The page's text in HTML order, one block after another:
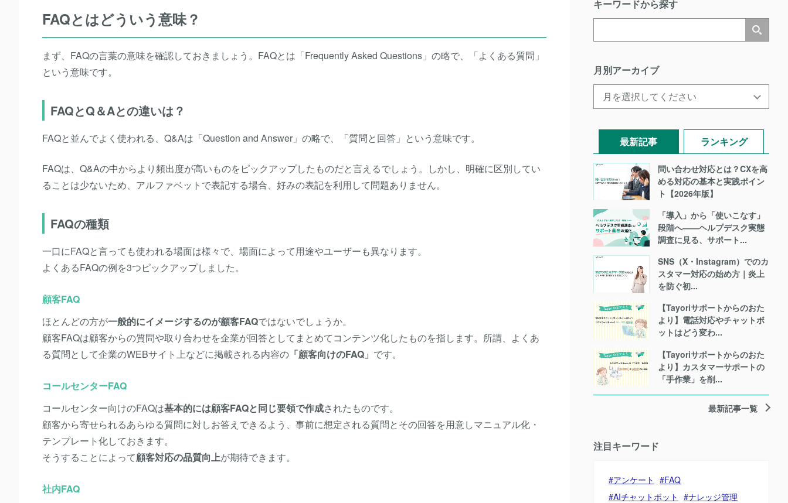
FAQとはどういう意味？
まず、FAQの言葉の意味を確認しておきましょう。FAQとは「Frequently Asked Questions」の略で、「よくある質問」
という意味です。
FAQとQ＆Aとの違いは？
FAQと並んでよく使われる、Q&Aは「Question and Answer」の略で、「質問と回答」という意味です。
FAQは、Q&Aの中からより頻出度が高いものをピックアップしたものだと言えるでしょう。しかし、明確に区別してい
ることは少ないため、アルファベットで表記する場合、好みの表記を利用して問題ありません。
FAQの種類
一口にFAQと言っても使われる場面は様々で、場面によって用途やユーザーも異なります。
よくあるFAQの例を3つピックアップしました。
顧客FAQ
ほとんどの方が一般的にイメージするのが顧客FAQではないでしょうか。
顧客FAQは顧客からの質問や取り合わせを企業が回答としてまとめてコンテンツ化したものを指します。所謂、よくあ
る質問として企業のWEBサイト上などに掲載される内容の 「顧客向けのFAQ」 です。
コールセンターFAQ
コールセンター向けのFAQは基本的には顧客FAQと同じ要領で作成されたものです。
顧客から寄せられるあらゆる質問に対しお答えできるよう、事前に想定される質問とその回答を用意しマニュアル化・
テンプレート化しておきます。
そうすることによって顧客対応の品質向上が期待できます。
社内FAQ
キーワードから探す
月別アーカイブ
最新記事 ランキング
問い合わせ対応とは？CXを高
める対応の基本と実践ポイン
ト【2026年版】
「導入」から「使いこなす」
段階へ――ヘルプデスク実態
調査に見る、サポート...
SNS（X・Instagram）でのカ
スタマー対応の始め方｜炎上
を防ぐ初...
【Tayoriサポートからのおた
より】電話対応やチャットボ
ットはどう変わ...
【Tayoriサポートからのおた
より】カスタマーサポートの
「手作業」を削...
最新記事一覧
注目キーワード
アンケート
FAQ
AIチャットボット
ナレッジ管理